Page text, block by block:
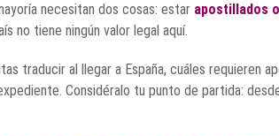
necesitan dos cosas: estar apostillados
no tiene ningún valor legal aquí.
traducir al llegar a España, cuáles requieren
Considéralo tu punto de partida: